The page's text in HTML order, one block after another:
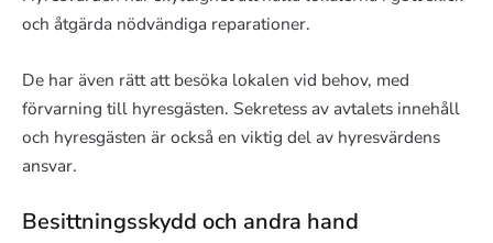
och åtgärda nödvändiga reparationer.
De har även rätt att besöka lokalen vid behov, med
förvarning till hyresgästen. Sekretess av avtalets innehåll
och hyresgästen är också en viktig del av hyresvärdens
ansvar.
Besittningsskydd och andra hand